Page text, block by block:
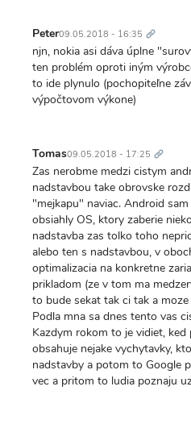
Peter09.05.2018 - 16:35 odkaz
njn, nokia asi dáva úplne
ten problém oproti iným
to ide plynulo (pochopiteľne
výpočtovom výkone)
Tomas09.05.2018 - 17:25 odkaz
Zas nerobme medzi cistym
nadstavbou take obrovske
"mejkapu" naviac. Android
obsiahly OS, ktory zaberie
nadstavba zas tolko toho
alebo ten s nadstavbou, v
optimalizacia na konkretne
prikladom (ze v tom ma
to bude sekat tak ci tak a
Podla mna sa dnes tento vas
Kazdym rokom to je vidiet, ked
obsahuje nejake vychytavky,
nadstavby a potom to Google
vec a pritom to ludia poznaju